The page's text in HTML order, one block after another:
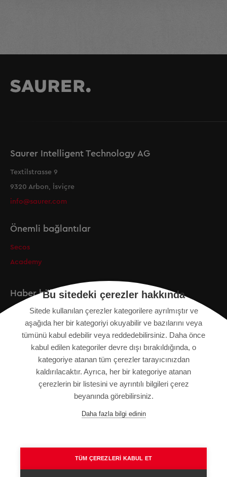
Saurer Intelligent Technology AG
Textilstrasse 9
9320 Arbon, İsviçre
info@saurer.com
Önemli bağlantılar
Secos
Academy
Haber bülteni
SITE HARITASI
VERI KORUMA BILDIRIMI
KULLANIM ŞARTLARI
Bu sitedeki çerezler hakkında
Sitede kullanılan çerezler kategorilere ayrılmıştır ve
aşağıda her bir kategoriyi okuyabilir ve bazılarını veya
tümünü kabul edebilir veya reddedebilirsiniz. Daha önce
kabul edilen kategoriler devre dışı bırakıldığında, o
kategoriye atanan tüm çerezler tarayıcınızdan
kaldırılacaktır. Ayrıca, her bir kategoriye atanan
çerezlerin bir listesini ve ayrıntılı bilgileri çerez
beyanında görebilirsiniz.
Daha fazla bilgi edinin
TÜM ÇEREZLERI KABUL ET